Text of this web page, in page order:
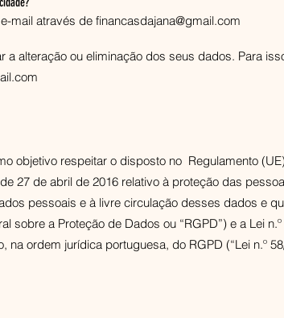
mail através de financasdajana@gmail.com
a alteração ou eliminação dos seus dados. Para
objetivo respeitar o disposto no Regulamento
27 de abril de 2016 relativo à proteção das
pessoais e à livre circulação desses dados e
sobre a Proteção de Dados ou “RGPD”) e a Lei
ordem jurídica portuguesa, do RGPD (“Lei n.º